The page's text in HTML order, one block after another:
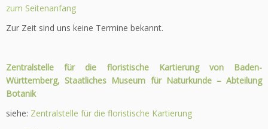
zum Seitenanfang
Zur Zeit sind uns keine Termine bekannt.
Zentralstelle für die floristische Kartierung von Baden-
Württemberg, Staatliches Museum für Naturkunde – Abteilung
Botanik
siehe: Zentralstelle für die floristische Kartierung